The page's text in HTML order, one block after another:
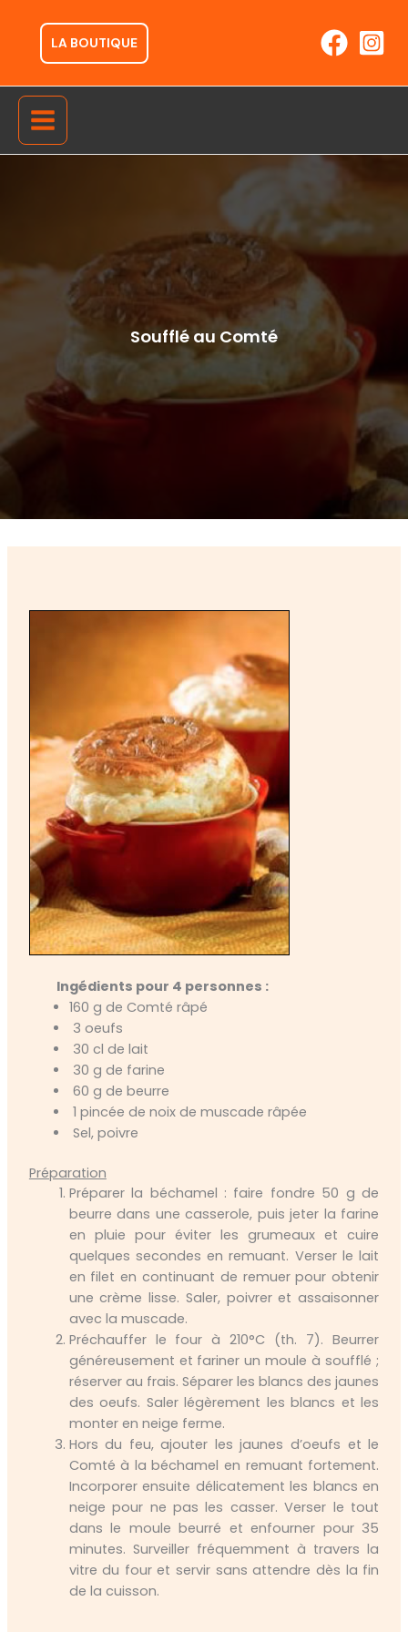
contenuLA BOUTIQUE
Soufflé au Comté
Ingédients pour 4 personnes :
160 g de Comté râpé
3 oeufs
30 cl de lait
30 g de farine
60 g de beurre
1 pincée de noix de muscade râpée
Sel, poivre
Préparation
Préparer la béchamel : faire fondre 50 g de
beurre dans une casserole, puis jeter la farine
en pluie pour éviter les grumeaux et cuire
quelques secondes en remuant. Verser le lait
en filet en continuant de remuer pour obtenir
une crème lisse. Saler, poivrer et assaisonner
avec la muscade.
Préchauffer le four à 210°C (th. 7). Beurrer
généreusement et fariner un moule à soufflé ;
réserver au frais. Séparer les blancs des jaunes
des oeufs. Saler légèrement les blancs et les
monter en neige ferme.
Hors du feu, ajouter les jaunes d’oeufs et le
Comté à la béchamel en remuant fortement.
Incorporer ensuite délicatement les blancs en
neige pour ne pas les casser. Verser le tout
dans le moule beurré et enfourner pour 35
minutes. Surveiller fréquemment à travers la
vitre du four et servir sans attendre dès la fin
de la cuisson.